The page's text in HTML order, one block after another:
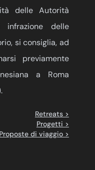
delle Autorità
delle
si consiglia, ad
previamente
a Roma
Retreats >
Progetti >
Proposte di viaggio >